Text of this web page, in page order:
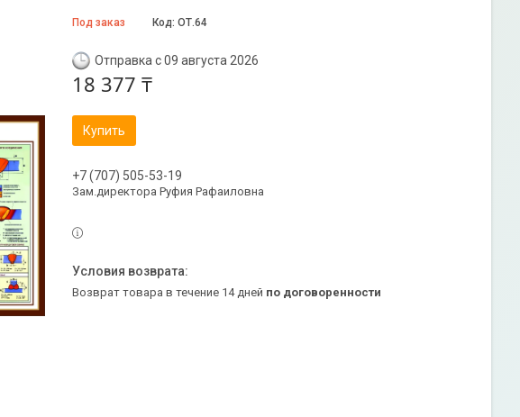
Под заказ Код: ОТ.64
Отправка с 09 августа 2026
18 377 ₸
Купить
+7 (707) 505-53-19
Зам.директора Руфия Рафаиловна
возврат товара в течение 14 дней по договоренности